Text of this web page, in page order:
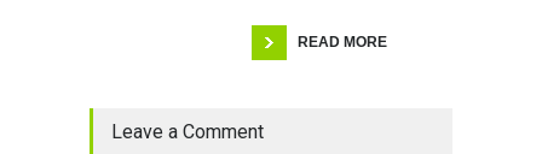
READ MORE
Leave a Comment